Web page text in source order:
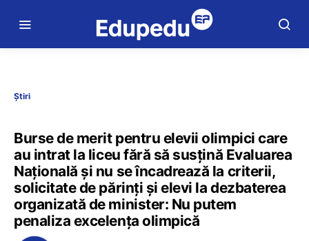
Știri
Burse de merit pentru elevii olimpici care
au intrat la liceu fără să susțină Evaluarea
Națională și nu se încadrează la criterii,
solicitate de părinți și elevi la dezbaterea
organizată de minister: Nu putem
penaliza excelența olimpică